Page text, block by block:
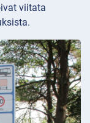
viitata